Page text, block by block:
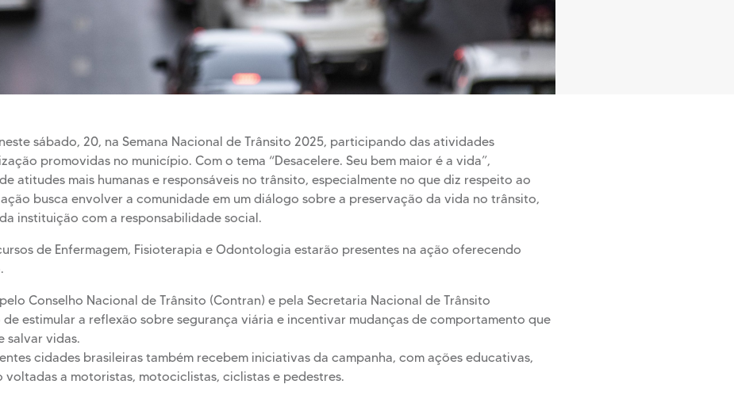
sábado, 20, na Semana Nacional de Trânsito 2025, participando das atividades
promovidas no município. Com o tema “Desacelere. Seu bem maior é a vida”,
atitudes mais humanas e responsáveis no trânsito, especialmente no que diz respeito ao
busca envolver a comunidade em um diálogo sobre a preservação da vida no trânsito,
instituição com a responsabilidade social.
de Enfermagem, Fisioterapia e Odontologia estarão presentes na ação oferecendo
Conselho Nacional de Trânsito (Contran) e pela Secretaria Nacional de Trânsito
estimular a reflexão sobre segurança viária e incentivar mudanças de comportamento que
salvar vidas.
cidades brasileiras também recebem iniciativas da campanha, com ações educativas,
a motoristas, motociclistas, ciclistas e pedestres.